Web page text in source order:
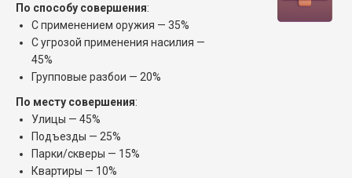
По способу совершения:
С применением оружия — 35%
С угрозой применения насилия —
45%
Групповые разбои — 20%
По месту совершения:
Улицы — 45%
Подъезды — 25%
Парки/скверы — 15%
Квартиры — 10%